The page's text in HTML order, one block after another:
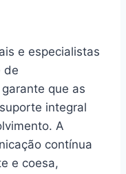
e especialistas
de
que as
integral
A
contínua
e coesa,